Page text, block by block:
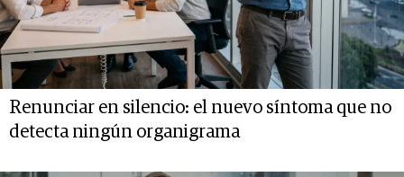
Renunciar en silencio: el nuevo síntoma que no
detecta ningún organigrama